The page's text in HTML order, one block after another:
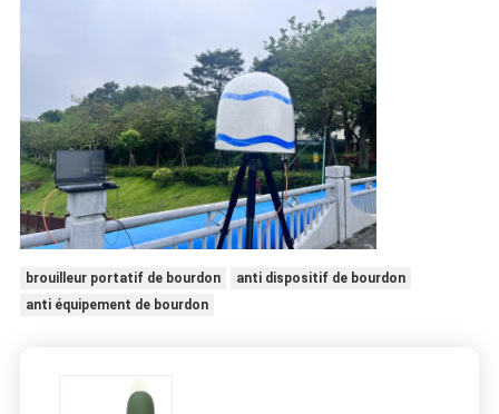
brouilleur portatif de bourdon
anti dispositif de bourdon
anti équipement de bourdon